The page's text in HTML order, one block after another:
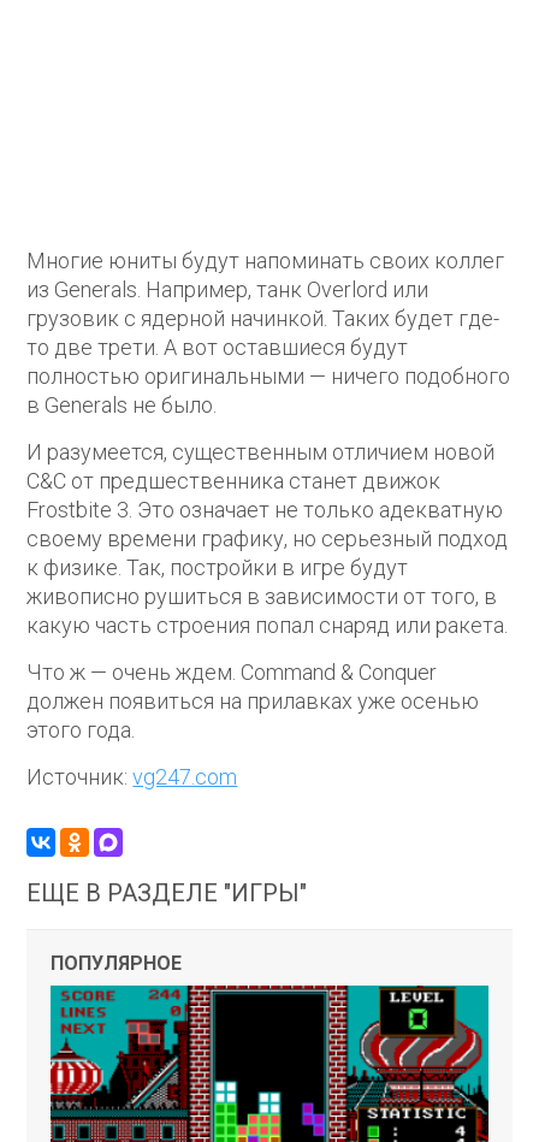
Многие юниты будут напоминать своих коллег
из Generals. Например, танк Overlord или
грузовик с ядерной начинкой. Таких будет где-
то две трети. А вот оставшиеся будут
полностью оригинальными — ничего подобного
в Generals не было.
И разумеется, существенным отличием новой
C&C от предшественника станет движок
Frostbite 3. Это означает не только адекватную
своему времени графику, но серьезный подход
к физике. Так, постройки в игре будут
живописно рушиться в зависимости от того, в
какую часть строения попал снаряд или ракета.
Что ж — очень ждем. Command & Conquer
должен появиться на прилавках уже осенью
этого года.
Источник:vg247.com
ЕЩЕ В РАЗДЕЛЕ "ИГРЫ"
ПОПУЛЯРНОЕ